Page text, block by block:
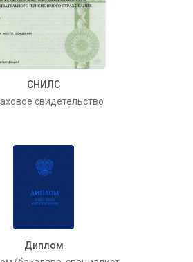
СНИЛС
свидетельство
Диплом